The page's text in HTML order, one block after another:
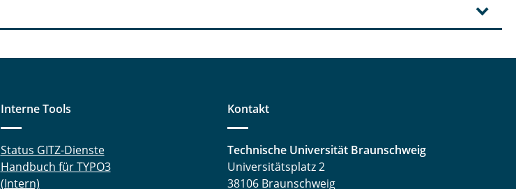
Interne Tools
Status GITZ-Dienste
Handbuch für TYPO3
(Intern)
Kontakt
Technische Universität Braunschweig
Universitätsplatz 2
38106 Braunschweig